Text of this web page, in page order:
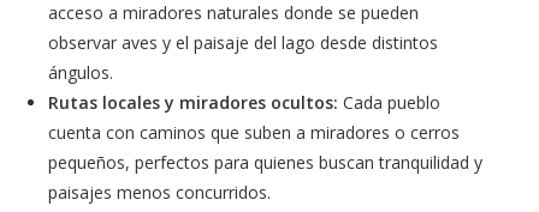
acceso a miradores naturales donde se pueden
observar aves y el paisaje del lago desde distintos
ángulos.
Rutas locales y miradores ocultos: Cada pueblo
cuenta con caminos que suben a miradores o cerros
pequeños, perfectos para quienes buscan tranquilidad y
paisajes menos concurridos.